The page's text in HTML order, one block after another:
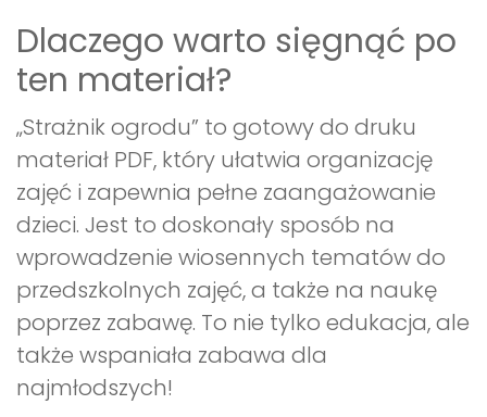
Dlaczego warto sięgnąć po
ten materiał?
„Strażnik ogrodu” to gotowy do druku
materiał PDF, który ułatwia organizację
zajęć i zapewnia pełne zaangażowanie
dzieci. Jest to doskonały sposób na
wprowadzenie wiosennych tematów do
przedszkolnych zajęć, a także na naukę
poprzez zabawę. To nie tylko edukacja, ale
także wspaniała zabawa dla
najmłodszych!